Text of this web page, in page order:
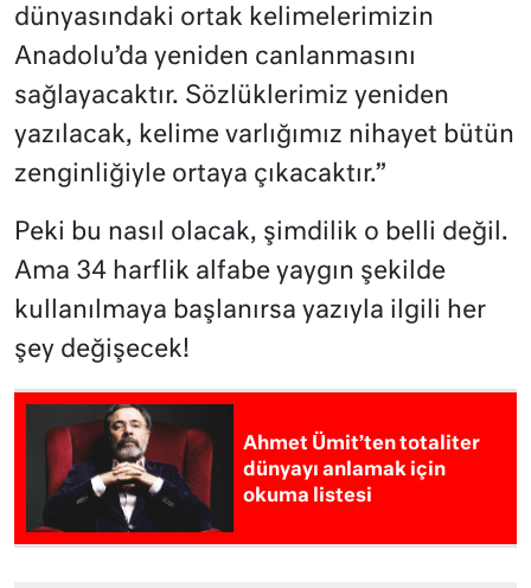
dünyasındaki ortak kelimelerimizin
Anadolu’da yeniden canlanmasını
sağlayacaktır. Sözlüklerimiz yeniden
yazılacak, kelime varlığımız nihayet bütün
zenginliğiyle ortaya çıkacaktır.”
Peki bu nasıl olacak, şimdilik o belli değil.
Ama 34 harflik alfabe yaygın şekilde
kullanılmaya başlanırsa yazıyla ilgili her
şey değişecek!
Ahmet Ümit’ten totaliter
dünyayı anlamak için
okuma listesi